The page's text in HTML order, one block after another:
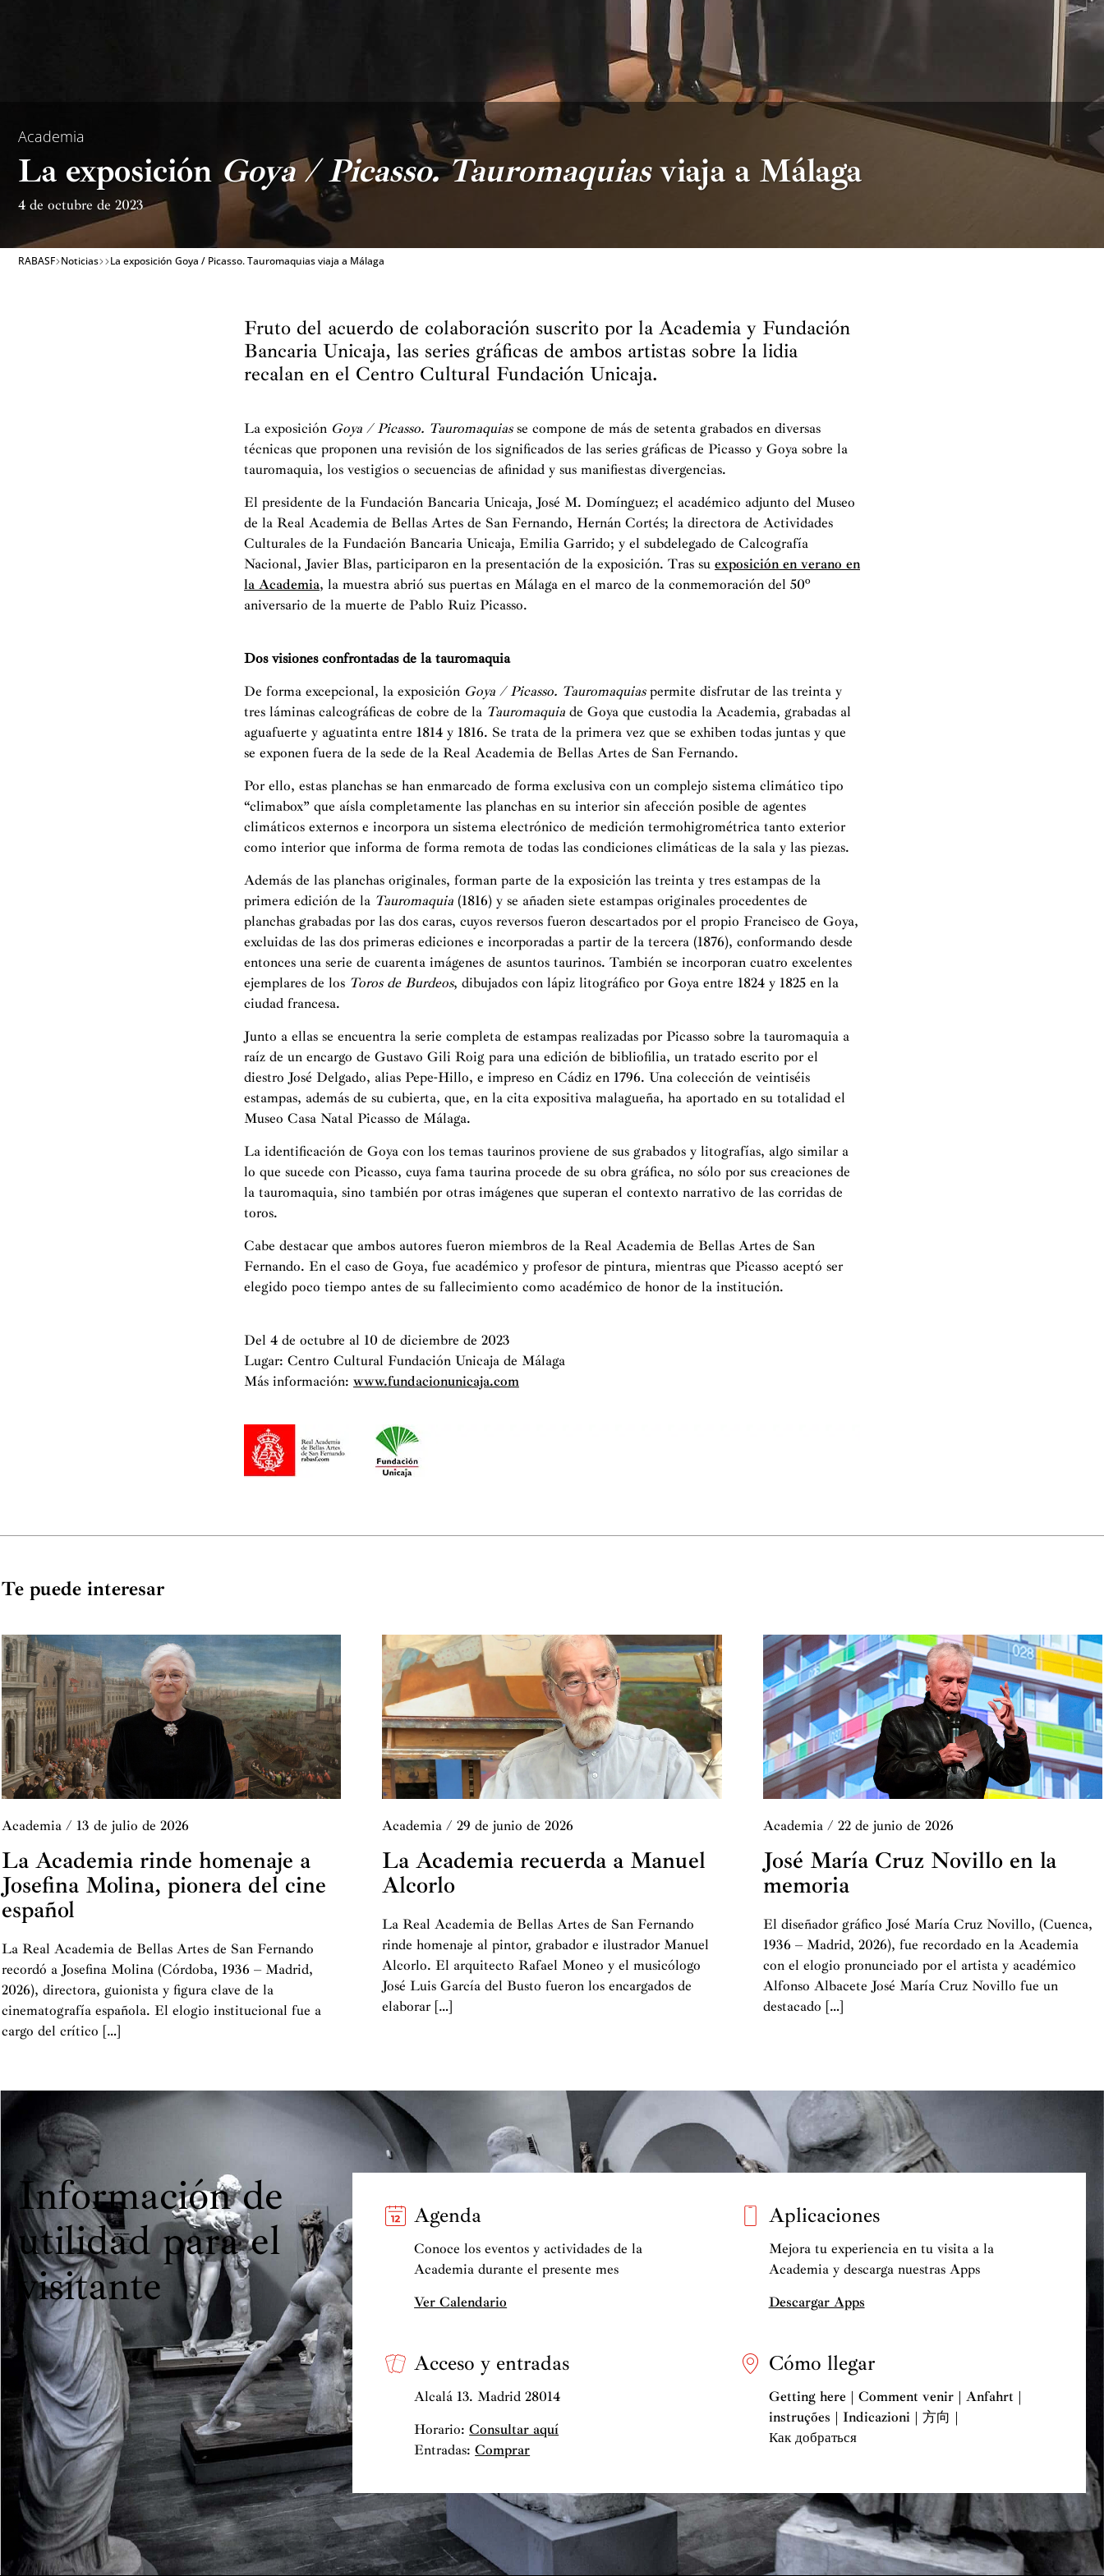
Academia
La exposición Goya / Picasso. Tauromaquiasviaja a Málaga
4 de octubre de 2023
RABASF Noticias La exposición Goya / Picasso. Tauromaquias viaja a Málaga
Fruto del acuerdo de colaboración suscrito por la Academia y Fundación
Bancaria Unicaja, las series gráficas de ambos artistas sobre la lidia
recalan en el Centro Cultural Fundación Unicaja.
La exposición Goya / Picasso. Tauromaquiasse compone de más de setenta grabados en diversas
técnicas que proponen una revisión de los significados de las series gráficas de Picasso y Goya sobre la
tauromaquia, los vestigios o secuencias de afinidad y sus manifiestas divergencias.
El presidente de la Fundación Bancaria Unicaja, José M. Domínguez; el académico adjunto del Museo
de la Real Academia de Bellas Artes de San Fernando, Hernán Cortés; la directora de Actividades
Culturales de la Fundación Bancaria Unicaja, Emilia Garrido; y el subdelegado de Calcografía
Nacional, Javier Blas, participaron en la presentación de la exposición. Tras su exposición en verano en
la Academia, la muestra abrió sus puertas en Málaga en el marco de la conmemoración del 50º
aniversario de la muerte de Pablo Ruiz Picasso.
Dos visiones confrontadas de la tauromaquia
De forma excepcional, la exposición Goya / Picasso. Tauromaquiaspermite disfrutar de las treinta y
tres láminas calcográficas de cobre de la Tauromaquia de Goya que custodia la Academia, grabadas al
aguafuerte y aguatinta entre 1814 y 1816. Se trata de la primera vez que se exhiben todas juntas y que
se exponen fuera de la sede de la Real Academia de Bellas Artes de San Fernando.
Por ello, estas planchas se han enmarcado de forma exclusiva con un complejo sistema climático tipo
“climabox” que aísla completamente las planchas en su interior sin afección posible de agentes
climáticos externos e incorpora un sistema electrónico de medición termohigrométrica tanto exterior
como interior que informa de forma remota de todas las condiciones climáticas de la sala y las piezas.
Además de las planchas originales, forman parte de la exposición las treinta y tres estampas de la
primera edición de la Tauromaquia (1816) y se añaden siete estampas originales procedentes de
planchas grabadas por las dos caras, cuyos reversos fueron descartados por el propio Francisco de Goya,
excluidas de las dos primeras ediciones e incorporadas a partir de la tercera (1876), conformando desde
entonces una serie de cuarenta imágenes de asuntos taurinos. También se incorporan cuatro excelentes
ejemplares de los Toros de Burdeos, dibujados con lápiz litográfico por Goya entre 1824 y 1825 en la
ciudad francesa.
Junto a ellas se encuentra la serie completa de estampas realizadas por Picasso sobre la tauromaquia a
raíz de un encargo de Gustavo Gili Roig para una edición de bibliofilia, un tratado escrito por el
diestro José Delgado, alias Pepe-Hillo, e impreso en Cádiz en 1796. Una colección de veintiséis
estampas, además de su cubierta, que, en la cita expositiva malagueña, ha aportado en su totalidad el
Museo Casa Natal Picasso de Málaga.
La identificación de Goya con los temas taurinos proviene de sus grabados y litografías, algo similar a
lo que sucede con Picasso, cuya fama taurina procede de su obra gráfica, no sólo por sus creaciones de
la tauromaquia, sino también por otras imágenes que superan el contexto narrativo de las corridas de
toros.
Cabe destacar que ambos autores fueron miembros de la Real Academia de Bellas Artes de San
Fernando. En el caso de Goya, fue académico y profesor de pintura, mientras que Picasso aceptó ser
elegido poco tiempo antes de su fallecimiento como académico de honor de la institución.
Del 4 de octubre al 10 de diciembre de 2023
Lugar: Centro Cultural Fundación Unicaja de Málaga
Más información: www.fundacionunicaja.com
Te puede interesar
Academia / 13 de julio de 2026
La Academia rinde homenaje a
Josefina Molina, pionera del cine
español
La Real Academia de Bellas Artes de San Fernando
recordó a Josefina Molina (Córdoba, 1936 – Madrid,
2026), directora, guionista y figura clave de la
cinematografía española. El elogio institucional fue a
cargo del crítico […]
Academia /29 de junio de 2026
La Academia recuerda a Manuel
Alcorlo
La Real Academia de Bellas Artes de San Fernando
rinde homenaje al pintor, grabador e ilustrador Manuel
Alcorlo. El arquitecto Rafael Moneo y el musicólogo
José Luis García del Busto fueron los encargados de
elaborar […]
Academia/ 22 de junio de 2026
José María Cruz Novillo en la
memoria
El diseñador gráfico José María Cruz Novillo, (Cuenca,
1936 – Madrid, 2026), fue recordado en la Academia
con el elogio pronunciado por el artista y académico
Alfonso Albacete José María Cruz Novillo fue un
destacado […]
Información de
utilidad para el
visitante
Agenda
Conoce los eventos y actividades de la
Academia durante el presente mes
Ver Calendario
Aplicaciones
Mejora tu experiencia en tu visita a la
Academia y descarga nuestras Apps
Descargar Apps
Acceso y entradas
Alcalá 13. Madrid 28014
Horario:Consultar aquí
Entradas:Comprar
Cómo llegar
Getting here | Comment venir | Anfahrt |
instruções | Indicazioni | 方向 |
Как добраться